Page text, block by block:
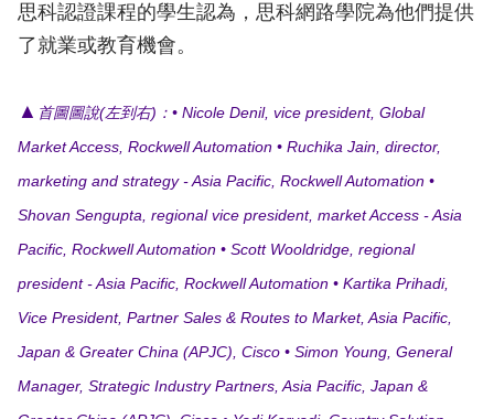
思科認證課程的學生認為，思科網路學院為他們提供
了就業或教育機會。
▲ 首圖圖說(左到右)：• Nicole Denil, vice president, Global
Market Access, Rockwell Automation • Ruchika Jain, director,
marketing and strategy - Asia Pacific, Rockwell Automation •
Shovan Sengupta, regional vice president, market Access - Asia
Pacific, Rockwell Automation • Scott Wooldridge, regional
president - Asia Pacific, Rockwell Automation • Kartika Prihadi,
Vice President, Partner Sales & Routes to Market, Asia Pacific,
Japan & Greater China (APJC), Cisco • Simon Young, General
Manager, Strategic Industry Partners, Asia Pacific, Japan &